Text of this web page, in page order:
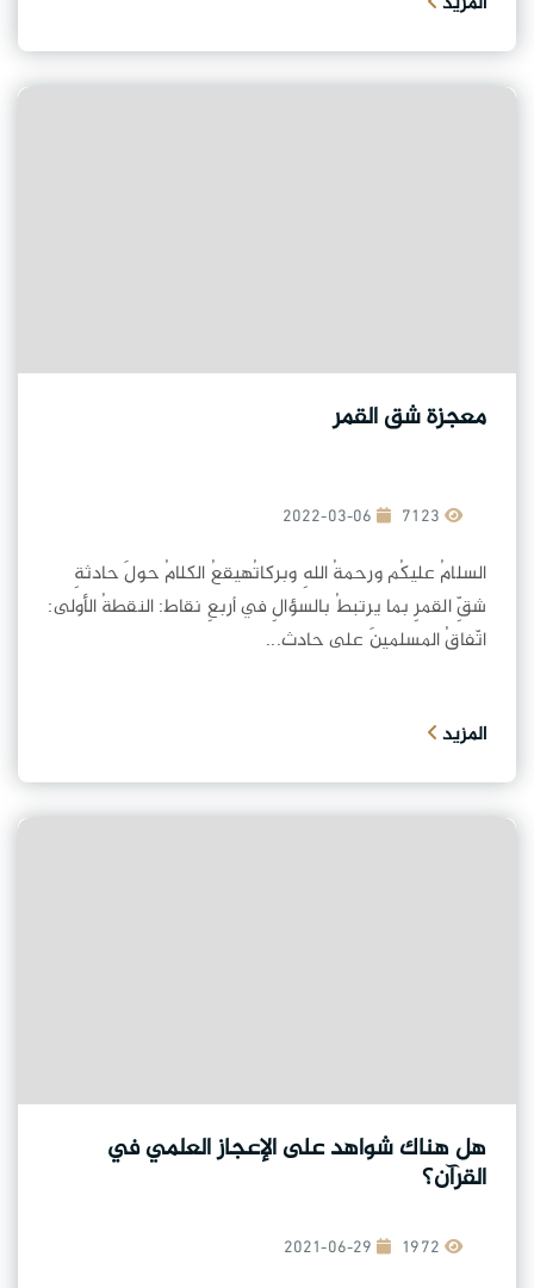
معجزة شق القمر
2022-03-06
السلامُ عليكُم ورحمةُ اللهِ وبركاتُهيقعُ الكلامُ حولَ حادثةِ
شقِّ القمرِ بما يرتبطُ بالسؤالِ في أربعِ نقاط: النقطةُ الأولى:
اتّفاقُ المسلمينَ على حادث...
المزيد
هل هناك شواهد على الإعجاز العلمي في
القرآن؟
2021-06-29